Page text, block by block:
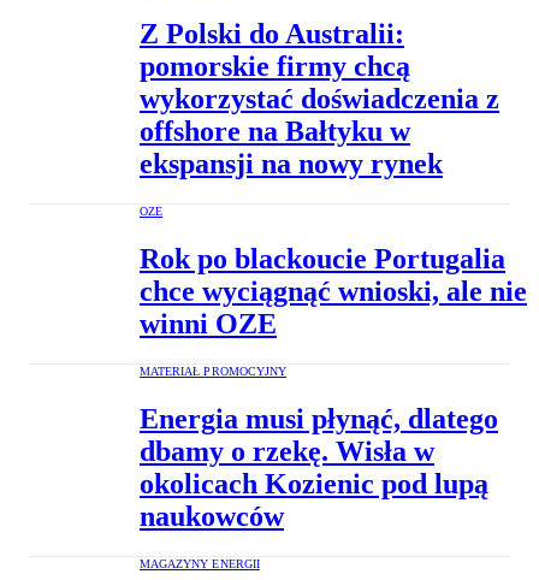
Z Polski do Australii:
pomorskie firmy chcą
wykorzystać doświadczenia z
offshore na Bałtyku w
ekspansji na nowy rynek
OZE
Rok po blackoucie Portugalia
chce wyciągnąć wnioski, ale nie
winni OZE
MATERIAŁ PROMOCYJNY
Energia musi płynąć, dlatego
dbamy o rzekę. Wisła w
okolicach Kozienic pod lupą
naukowców
MAGAZYNY ENERGII